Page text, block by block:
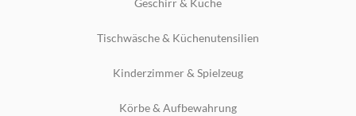
Geschirr & Küche
Tischwäsche & Küchenutensilien
Kinderzimmer & Spielzeug
Körbe & Aufbewahrung